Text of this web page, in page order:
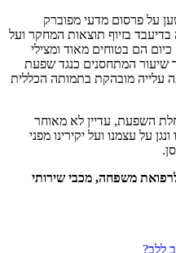
על פרסום מדעי מפוברק
בזיוף תוצאות המחקר ועל
הם בטוחים מאוד ומצילי
שיעור המתחסנים כנגד שפעת
עלייה מובהקת בתמותה הכללית
השפעת, עדיין לא מאוחר
על עצמנו ועל יקירינו מפני
משפחה, מכבי שירותי
ללב?